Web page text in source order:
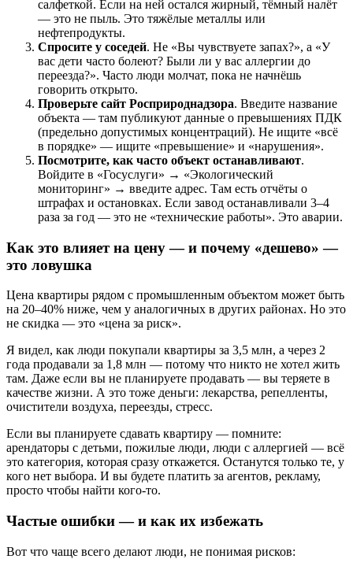
салфеткой. Если на ней остался жирный, тёмный налёт
— это не пыль. Это тяжёлые металлы или
нефтепродукты.
Спросите у соседей. Не «Вы чувствуете запах?», а «У
вас дети часто болеют? Были ли у вас аллергии до
переезда?». Часто люди молчат, пока не начнёшь
говорить открыто.
Проверьте сайт Росприроднадзора. Введите название
объекта — там публикуют данные о превышениях ПДК
(предельно допустимых концентраций). Не ищите «всё
в порядке» — ищите «превышение» и «нарушения».
Посмотрите, как часто объект останавливают.
Войдите в «Госуслуги» → «Экологический
мониторинг» → введите адрес. Там есть отчёты о
штрафах и остановках. Если завод останавливали 3–4
раза за год — это не «технические работы». Это аварии.
Как это влияет на цену — и почему «дешево» —
это ловушка
Цена квартиры рядом с промышленным объектом может быть
на 20–40% ниже, чем у аналогичных в других районах. Но это
не скидка — это «цена за риск».
Я видел, как люди покупали квартиры за 3,5 млн, а через 2
года продавали за 1,8 млн — потому что никто не хотел жить
там. Даже если вы не планируете продавать — вы теряете в
качестве жизни. А это тоже деньги: лекарства, репелленты,
очистители воздуха, переезды, стресс.
Если вы планируете сдавать квартиру — помните:
арендаторы с детьми, пожилые люди, люди с аллергией — всё
это категория, которая сразу откажется. Останутся только те, у
кого нет выбора. И вы будете платить за агентов, рекламу,
просто чтобы найти кого-то.
Частые ошибки — и как их избежать
Вот что чаще всего делают люди, не понимая рисков: